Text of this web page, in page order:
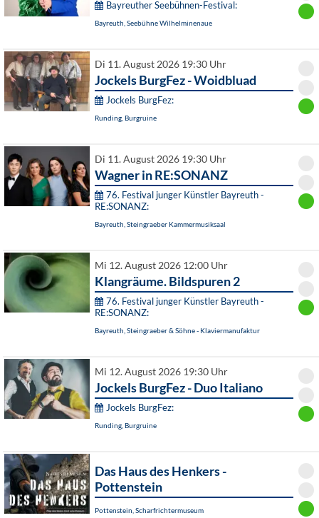
Bayreuther Seebühnen-Festival:
Bayreuth, Seebühne Wilhelminenaue
Di 11. August 2026 19:30 Uhr
Jockels BurgFez - Woidbluad
Jockels BurgFez:
Runding, Burgruine
Di 11. August 2026 19:30 Uhr
Wagner in RE:SONANZ
76. Festival junger Künstler Bayreuth -
RE:SONANZ:
Bayreuth, Steingraeber Kammermusiksaal
Mi 12. August 2026 12:00 Uhr
Klangräume. Bildspuren 2
76. Festival junger Künstler Bayreuth -
RE:SONANZ:
Bayreuth, Steingraeber & Söhne - Klaviermanufaktur
Mi 12. August 2026 19:30 Uhr
Jockels BurgFez - Duo Italiano
Jockels BurgFez:
Runding, Burgruine
Das Haus des Henkers -
Pottenstein
Pottenstein, Scharfrichtermuseum